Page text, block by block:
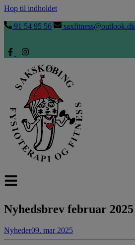
Hop til indholdet
91 54 95 56 saxfitness@outlook.dk
Nyhedsbrev februar 2025
Nyheder09. mar 2025